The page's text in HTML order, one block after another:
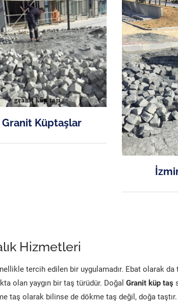
Granit Küptaşlar
Hizmetleri
tercih edilen bir uygulamadır. Ebat olarak
olan yaygın bir taş türüdür. Doğal Granit küp taş
taş olarak bilinse de dökme taş değil, doğa